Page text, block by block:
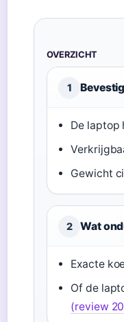
OVERZICHT
1
De laptop
Gewicht
2 Wat
Exacte
Of de
(review